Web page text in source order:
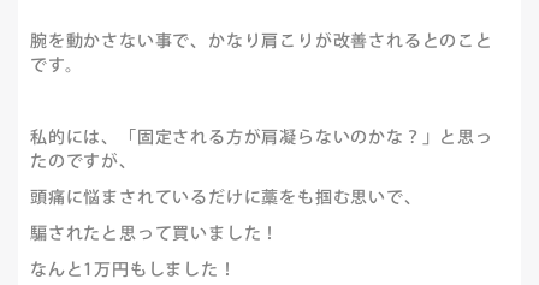
腕を動かさない事で、かなり肩こりが改善されるとのこと
です。
私的には、「固定される方が肩凝らないのかな？」と思っ
たのですが、
頭痛に悩まされているだけに藁をも掴む思いで、
騙されたと思って買いました！
なんと1万円もしました！